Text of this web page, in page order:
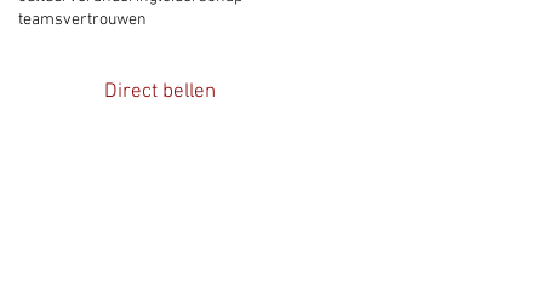
teamsvertrouwen
Direct bellen